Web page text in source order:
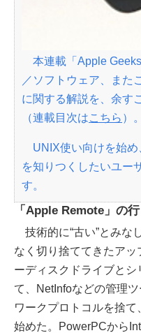
本連載「Apple
／ソフトウェア、また
に関する解説を、余す
（連載目次はこちら ）。
UNIX使い向けを始め
を知りつくしたいユー
す。
「Apple Remote」の
技術的に“古い”とみな
なく切り捨ててきたア
ーディスクドライブと
て、NetInfoなどの管理
ワークプロトコルを捨
始めた。PowerPCから